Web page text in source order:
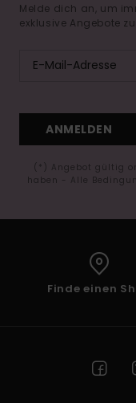
Melde dich an, um
exklusive Angebote
ANMELDEN
(*) Angebot gültig
haben - Alle
Finde einen